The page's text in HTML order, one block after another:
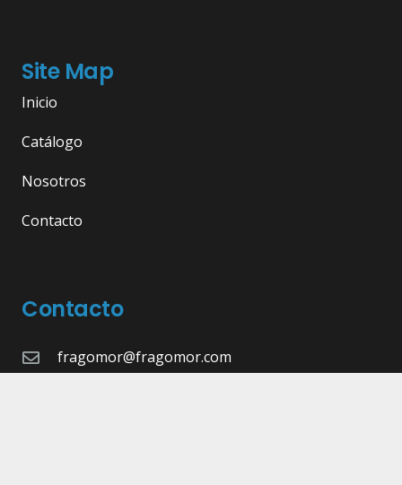
Site Map
Inicio
Catálogo
Nosotros
Contacto
Contacto
fragomor@fragomor.com